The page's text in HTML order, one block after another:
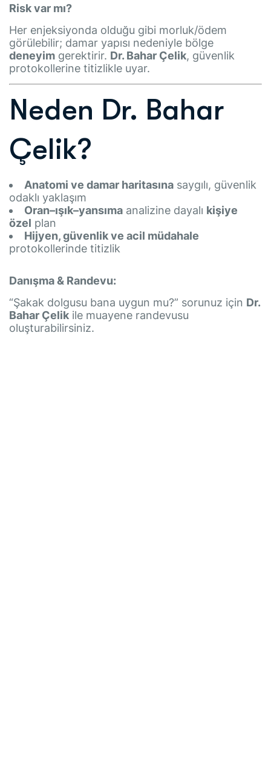
Risk var mı?
Her enjeksiyonda olduğu gibi morluk/ödem
görülebilir; damar yapısı nedeniyle bölge
deneyim gerektirir. Dr. Bahar Çelik, güvenlik
protokollerine titizlikle uyar.
Neden Dr. Bahar
Çelik?
Anatomi ve damar haritasına saygılı, güvenlik
odaklı yaklaşım
Oran–ışık–yansıma analizine dayalı kişiye
özel plan
Hijyen, güvenlik ve acil müdahale
protokollerinde titizlik
Danışma & Randevu:
“Şakak dolgusu bana uygun mu?” sorunuz için Dr.
Bahar Çelik ile muayene randevusu
oluşturabilirsiniz.